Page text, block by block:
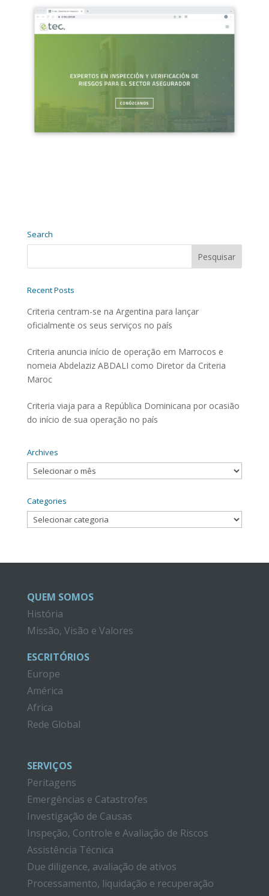
Search
Recent Posts
Criteria centram-se na Argentina para lançar
oficialmente os seus serviços no país
Criteria anuncia início de operação em Marrocos e
nomeia Abdelaziz ABDALI como Diretor da Criteria
Maroc
Criteria viaja para a República Dominicana por ocasião
do início de sua operação no país
Archives
Archives
Categories
Categories
QUEM SOMOS
História
Missão, Visão e Valores
ESCRITÓRIOS
Europe
América
Africa
Rede Global
SERVIÇOS
Peritagens
Emergências e Catastrofes
Investigação de Causas
Inspeção, Controle e Avaliação de Riscos
Assistência Técnica
Due diligence, avaliação de ativos
Processamento, liquidação e recuperação